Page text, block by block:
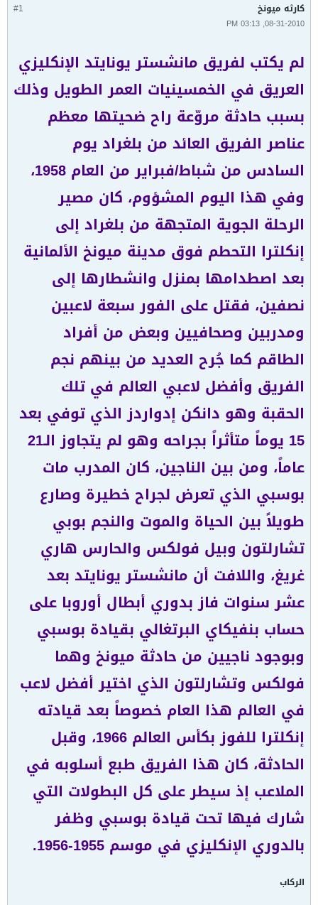
#1 كارثه ميونخ
08-31-2010, 03:13 PM
لم يكتب لفريق مانشستر يونايتد الإنكليزي
العريق في الخمسينيات العمر الطويل وذلك
بسبب حادثة مروّعة راح ضحيتها معظم
عناصر الفريق العائد من بلغراد يوم
السادس من شباط/فبراير من العام 1958،
وفي هذا اليوم المشؤوم، كان مصير
الرحلة الجوية المتجهة من بلغراد إلى
إنكلترا التحطم فوق مدينة ميونخ الألمانية
بعد اصطدامها بمنزل وانشطارها إلى
نصفين، فقتل على الفور سبعة لاعبين
ومدربين وصحافيين وبعض من أفراد
الطاقم كما جُرح العديد من بينهم نجم
الفريق وأفضل لاعبي العالم في تلك
الحقبة وهو دانكن إدواردز الذي توفي بعد
15 يوماً متأثراً بجراحه وهو لم يتجاوز الـ21
عاماً، ومن بين الناجين، كان المدرب مات
بوسبي الذي تعرض لجراح خطيرة وصارع
طويلاً بين الحياة والموت والنجم بوبي
تشارلتون وبيل فولكس والحارس هاري
غريغ، واللافت أن مانشستر يونايتد بعد
عشر سنوات فاز بدوري أبطال أوروبا على
حساب بنفيكاي البرتغالي بقيادة بوسبي
وبوجود ناجيين من حادثة ميونخ وهما
فولكس وتشارلتون الذي اختير أفضل لاعب
في العالم هذا العام خصوصاً بعد قيادته
إنكلترا للفوز بكأس العالم 1966، وقبل
الحادثة، كان هذا الفريق طبع أسلوبه في
الملاعب إذ سيطر على كل البطولات التي
شارك فيها تحت قيادة بوسبي وظفر
بالدوري الإنكليزي في موسم 1955-1956.
الركاب